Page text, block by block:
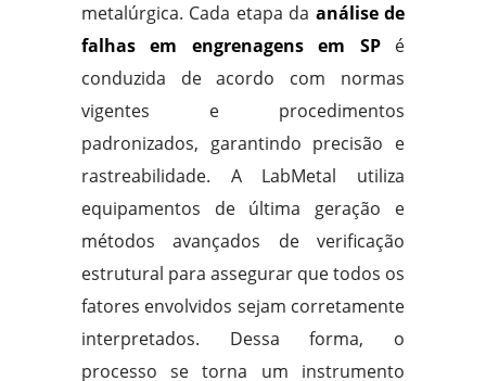
metalúrgica. Cada etapa da análise de
falhas em engrenagens em SPé
conduzida de acordo com normas
vigentes e procedimentos
padronizados, garantindo precisão e
rastreabilidade. A LabMetal utiliza
equipamentos de última geração e
métodos avançados de verificação
estrutural para assegurar que todos os
fatores envolvidos sejam corretamente
interpretados. Dessa forma, o
processo se torna um instrumento